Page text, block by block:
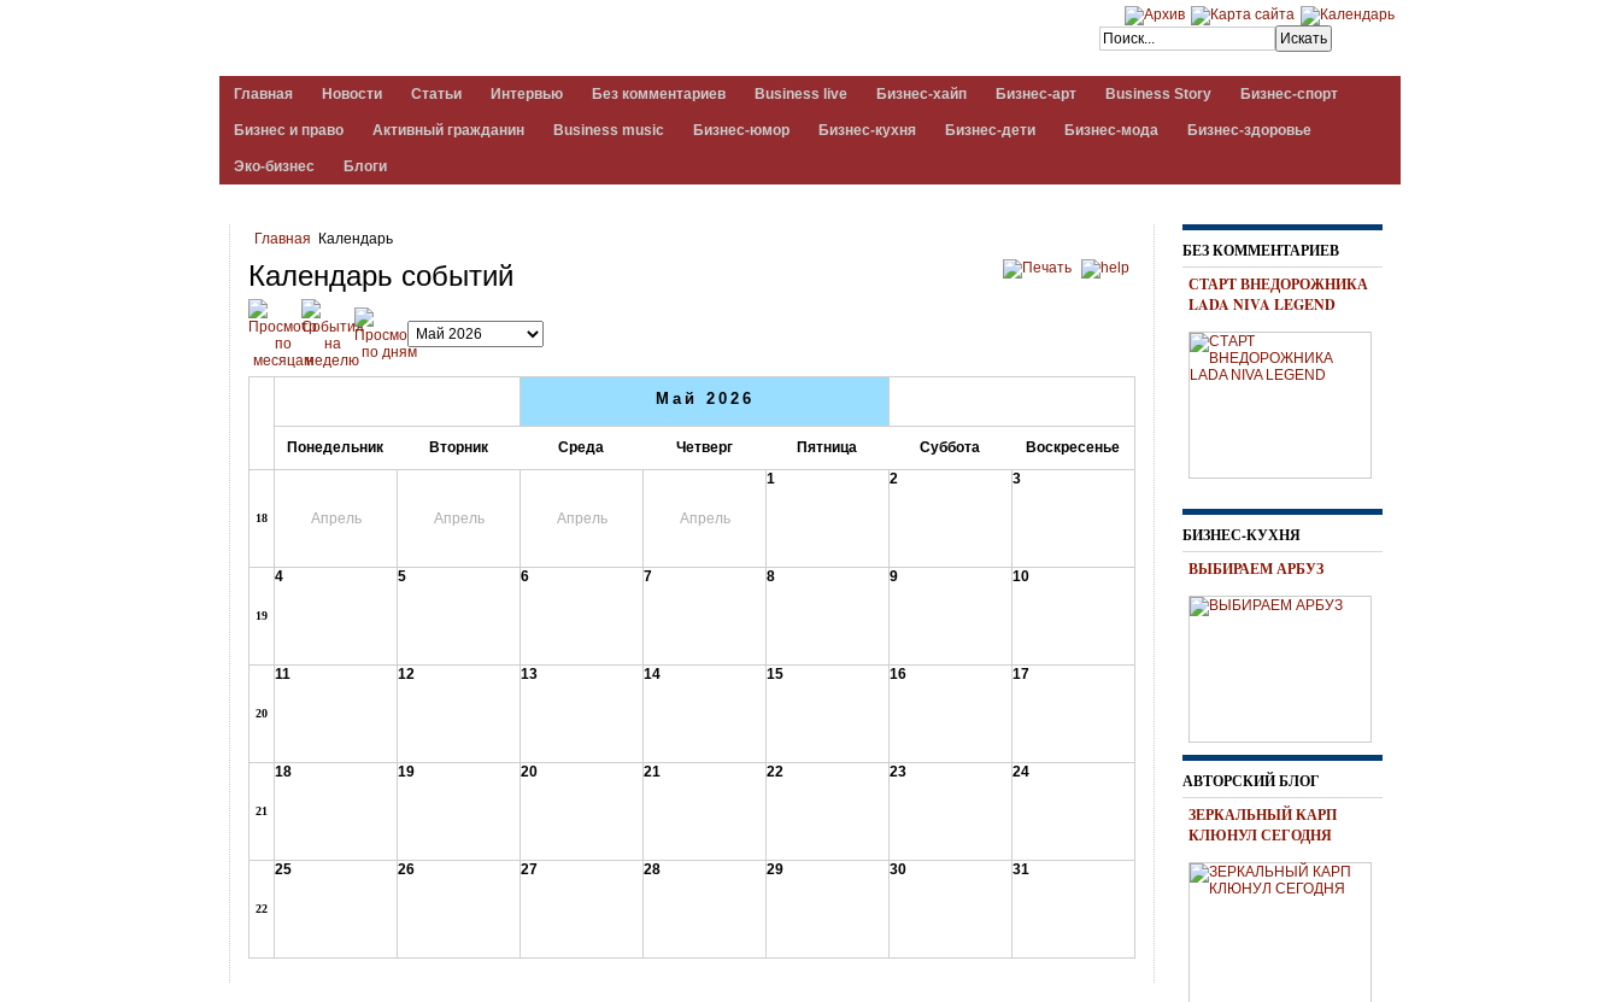
Главная Новости Статьи Интервью Без комментариев Business live Бизнес-хайп Бизнес-арт Business Story Бизнес-спорт
Бизнес и право Активный гражданин Business music Бизнес-юмор Бизнес-кухня Бизнес-дети Бизнес-мода Бизнес-здоровье
Эко-бизнес Блоги
Главная Календарь
Календарь событий
Май 2026
Понедельник Вторник Среда Четверг Пятница Суббота Воскресенье
18 Апрель Апрель Апрель Апрель
1 2 3
19
4 5 6 7 8 9 10
20
11 12 13 14 15 16 17
21
18 19 20 21 22 23 24
22
25 26 27 28 29 30 31
БЕЗ КОММЕНТАРИЕВ
СТАРТ ВНЕДОРОЖНИКА
LADA NIVA LEGEND
БИЗНЕС-КУХНЯ
ВЫБИРАЕМ АРБУЗ
АВТОРСКИЙ БЛОГ
ЗЕРКАЛЬНЫЙ КАРП
КЛЮНУЛ СЕГОДНЯ